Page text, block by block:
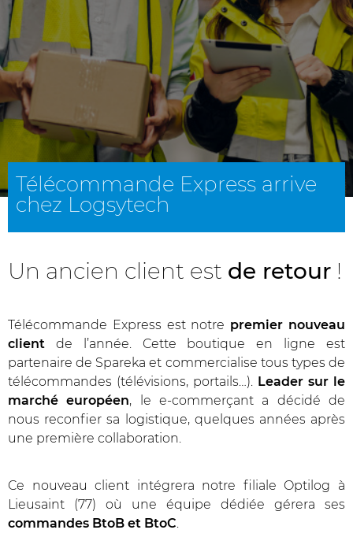
Télécommande Express arrive
chez Logsytech
Un ancien client est de retour !
Télécommande Express est notre premier nouveau
client de l’année. Cette boutique en ligne est
partenaire de Spareka et commercialise tous types de
télécommandes (télévisions, portails…). Leader sur le
marché européen, le e-commerçant a décidé de
nous reconfier sa logistique, quelques années après
une première collaboration.
Ce nouveau client intégrera notre filiale Optilog à
Lieusaint (77) où une équipe dédiée gérera ses
commandes BtoB et BtoC.